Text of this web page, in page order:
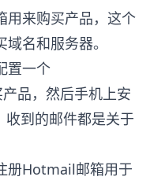
用来购买产品，这个
名和服务器。
置一个
品，然后手机上安
收到的邮件都是关于
册Hotmail邮箱用于